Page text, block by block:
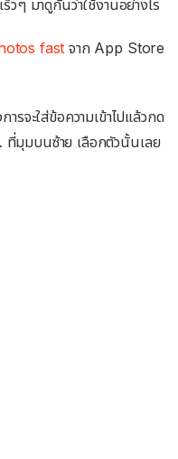
วๆ มาดูกันว่าใช้งานอย่างไร
fast จาก App Store
รจะใส่ข้อความเข้าไปแล้วกด
ที่มุมบนซ้าย เลือกตัวนั้นเลย